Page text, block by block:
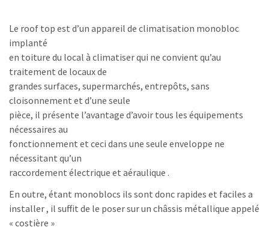
Le roof top est d’un appareil de climatisation monobloc
implanté
en toiture du local à climatiser qui ne convient qu’au
traitement de locaux de
grandes surfaces, supermarchés, entrepôts, sans
cloisonnement et d’une seule
pièce, il présente l’avantage d’avoir tous les équipements
nécessaires au
fonctionnement et ceci dans une seule enveloppe ne
nécessitant qu’un
raccordement électrique et aéraulique .
En outre, étant monoblocs ils sont donc rapides et faciles a
installer , il suffit de le poser sur un châssis métallique appelé
« costière »